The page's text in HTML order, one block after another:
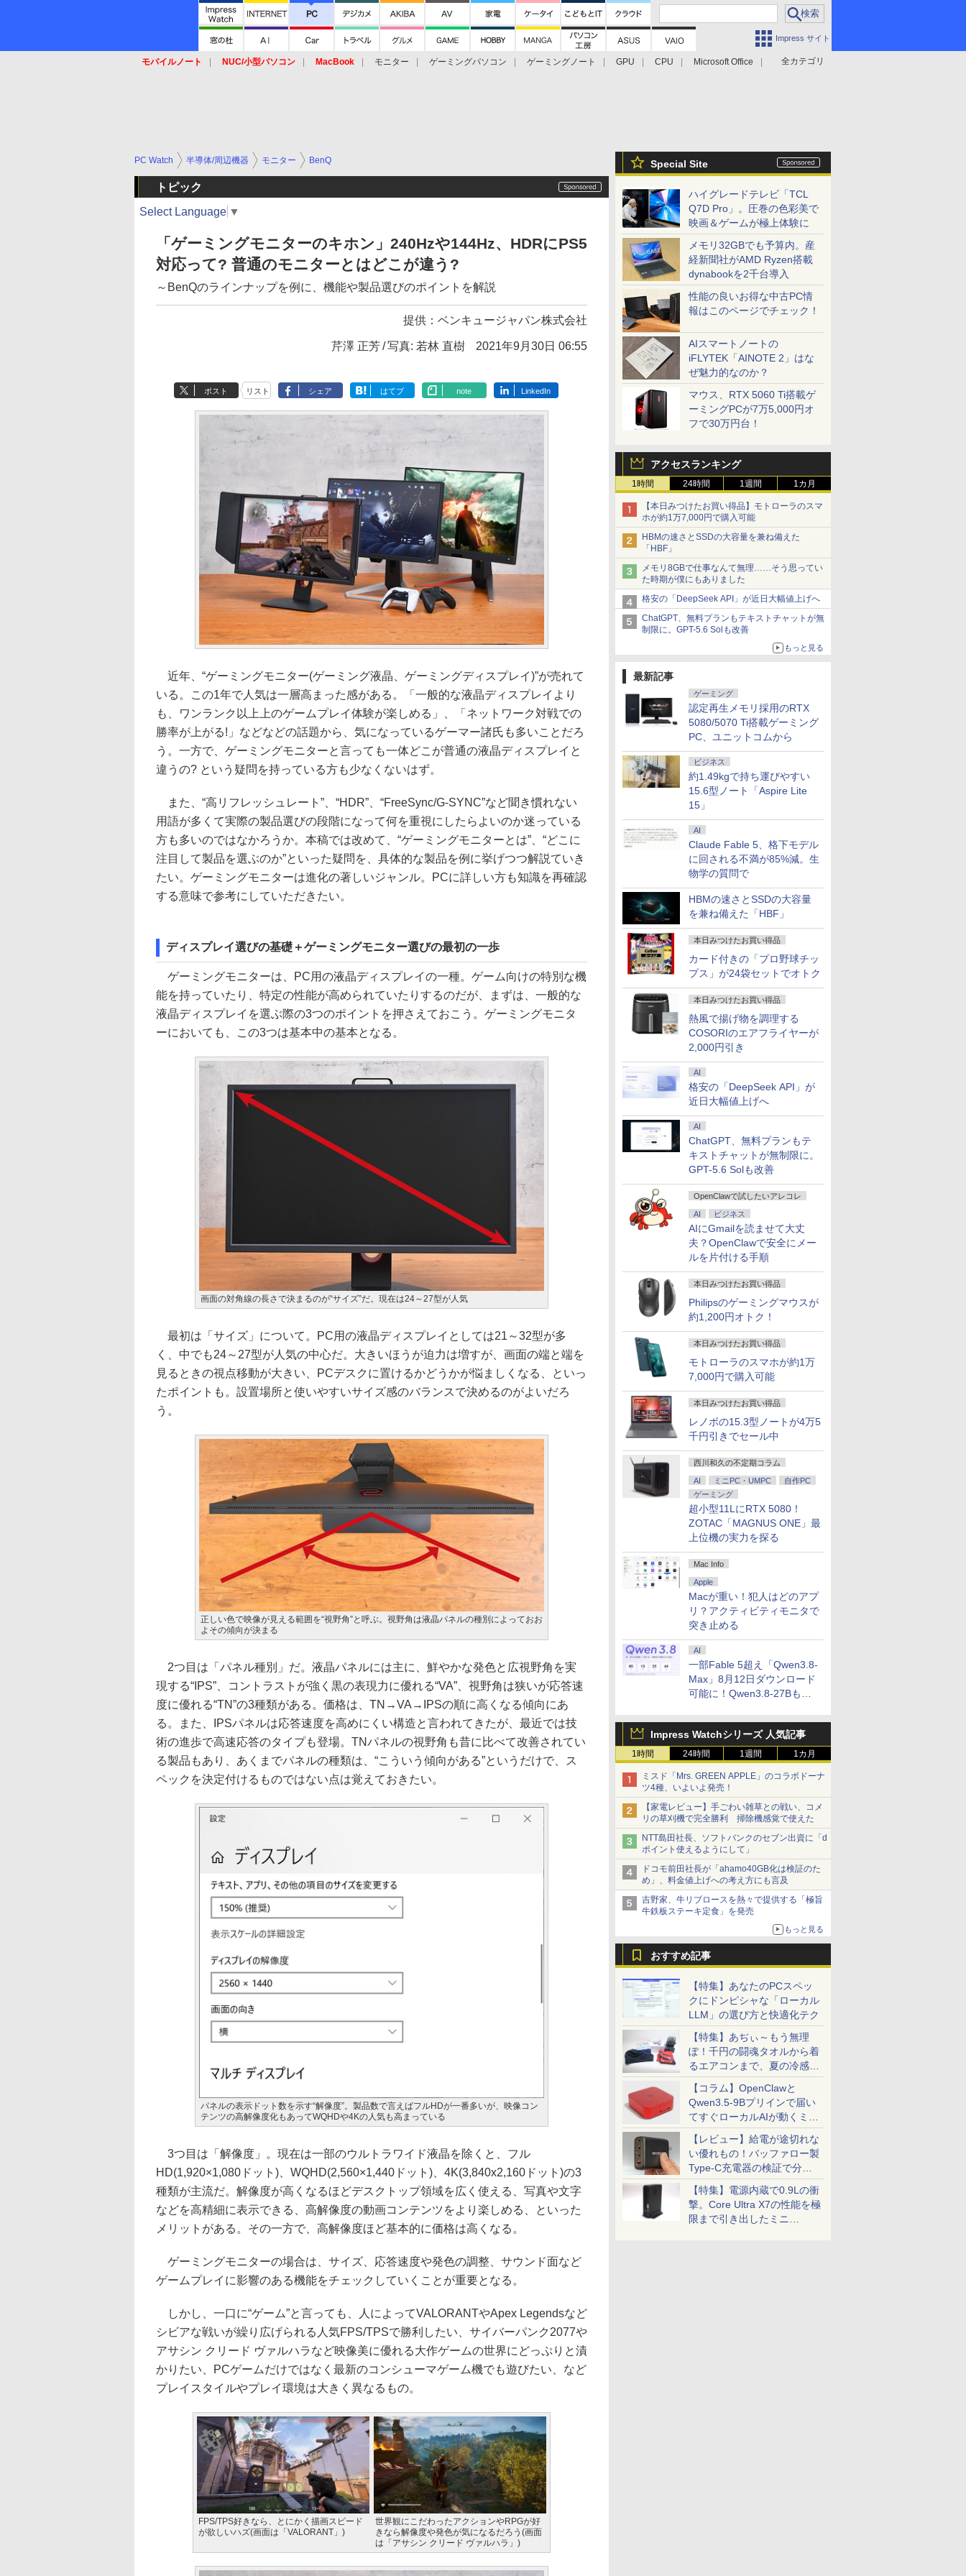
Impress サイト
全カテゴリ
モバイルノート NUC/小型パソコン MacBook モニター ゲーミングパソコン ゲーミングノート GPU CPU
Microsoft Office
Special Site
ハイグレードテレビ「TCL
Q7D Pro」。圧巻の色彩美で
映画＆ゲームが極上体験に
メモリ32GBでも予算内。産
経新聞社がAMD Ryzen搭載
dynabookを2千台導入
性能の良いお得な中古PC情
報はこのページでチェック！
AIスマートノートの
iFLYTEK「AINOTE 2」はな
ぜ魅力的なのか？
マウス、RTX 5060 Ti搭載ゲ
ーミングPCが7万5,000円オ
フで30万円台！
アクセスランキング
1時間 24時間 1週間 1カ月
【本日みつけたお買い得品】モトローラのスマ
ホが約1万7,000円で購入可能
HBMの速さとSSDの大容量を兼ね備えた
「HBF」
メモリ8GBで仕事なんて無理……そう思ってい
た時期が僕にもありました
格安の「DeepSeek API」が近日大幅値上げへ
ChatGPT、無料プランもテキストチャットが無
制限に。GPT-5.6 Solも改善
もっと見る
最新記事
ゲーミング
認定再生メモリ採用のRTX
5080/5070 Ti搭載ゲーミング
PC、ユニットコムから
ビジネス
約1.49kgで持ち運びやすい
15.6型ノート「Aspire Lite
15」
AI
Claude Fable 5、格下モデル
に回される不満が85%減。生
物学の質問で
HBMの速さとSSDの大容量
を兼ね備えた「HBF」
本日みつけたお買い得品
カード付きの「プロ野球チッ
プス」が24袋セットでオトク
本日みつけたお買い得品
熱風で揚げ物を調理する
COSORIのエアフライヤーが
2,000円引き
AI
格安の「DeepSeek API」が
近日大幅値上げへ
AI
ChatGPT、無料プランもテ
キストチャットが無制限に。
GPT-5.6 Solも改善
OpenClawで試したいアレコレ
AI ビジネス
AIにGmailを読ませて大丈
夫？OpenClawで安全にメー
ルを片付ける手順
本日みつけたお買い得品
Philipsのゲーミングマウスが
約1,200円オトク！
本日みつけたお買い得品
モトローラのスマホが約1万
7,000円で購入可能
本日みつけたお買い得品
レノボの15.3型ノートが4万5
千円引きでセール中
西川和久の不定期コラム
AI ミニPC・UMPC
自作PC
ゲーミング
超小型11LにRTX 5080！
ZOTAC「MAGNUS ONE」最
上位機の実力を探る
Mac Info
Apple
Macが重い！犯人はどのアプ
リ？アクティビティモニタで
突き止める
AI
一部Fable 5超え「Qwen3.8-
Max」8月12日ダウンロード
可能に！Qwen3.8-27Bも順
Impress Watchシリーズ 人気記事
1時間 24時間 1週間 1カ月
ミスド「Mrs. GREEN APPLE」のコラボドーナ
ツ4種、いよいよ発売！
【家電レビュー】手ごわい雑草との戦い、コメ
リの草刈機で完全勝利 掃除機感覚で使えた
NTT島田社長、ソフトバンクのセブン出資に「d
ポイント使えるようにして」
ドコモ前田社長が「ahamo40GB化は検証のた
め」、料金値上げへの考え方にも言及
吉野家、牛リブロースを熱々で提供する「極旨
牛鉄板ステーキ定食」を発売
もっと見る
おすすめ記事
【特集】あなたのPCスペッ
クにドンピシャな「ローカル
LLM」の選び方と快適化テク
【特集】あぢぃ～もう無理
ぽ！千円の闘魂タオルから着
るエアコンまで、夏の冷感グ
ッズ一挙紹介
【コラム】OpenClawと
Qwen3.5-9Bプリインで届い
てすぐローカルAIが動くミニ
PC「SER9 Pro」
【レビュー】給電が途切れな
い優れもの！バッファロー製
Type-C充電器の検証で分か
ったこと
【特集】電源内蔵で0.9Lの衝
撃。Core Ultra X7の性能を極
限まで引き出したミニ
PC Watch 半導体/周辺機器 モニター BenQ
トピック
Select Language ▼
「ゲーミングモニターのキホン」240Hzや144Hz、HDRにPS5
対応って? 普通のモニターとはどこが違う?
～BenQのラインナップを例に、機能や製品選びのポイントを解説
提供： ベンキュージャパン株式会社
芹澤 正芳 写真: 若林 直樹 2021年9月30日 06:55
ポスト リスト シェア はてブ note LinkedIn
近年、“ゲーミングモニター(ゲーミング液晶、ゲーミングディスプレイ)”が売れて
いる。この1年で人気は一層高まった感がある。「⼀般的な液晶ディスプレイより
も、ワンランク以上上のゲームプレイ体験が楽しめる」、「ネットワーク対戦での
勝率が上がる!」などなどの話題から、気になっているゲーマー諸氏も多いことだろ
う。一方で、ゲーミングモニターと言っても⼀体どこが普通の液晶ディスプレイと
違うの? という疑問を持っている方も少なくないはず。
また、“高リフレッシュレート”、“HDR”、“FreeSync/G-SYNC”など聞き慣れない
用語が多くて実際の製品選びの段階になって何を重視にしたらよいのか迷っている
方も多いのではなかろうか。本稿では改めて、“ゲーミングモニターとは”、“どこに
注目して製品を選ぶのか”といった疑問を、具体的な製品を例に挙げつつ解説ていき
たい。ゲーミングモニターは進化の著しいジャンル。PCに詳しい方も知識を再確認
する意味で参考にしていただきたい。
ディスプレイ選びの基礎＋ゲーミングモニター選びの最初の一歩
ゲーミングモニターは、PC用の液晶ディスプレイの一種。ゲーム向けの特別な機
能を持っていたり、特定の性能が高められていたりするのだが、まずは、一般的な
液晶ディスプレイを選ぶ際の3つのポイントを押さえておこう。ゲーミングモニタ
ーにおいても、この3つは基本中の基本となる。
画面の対角線の長さで決まるのが“サイズ”だ。現在は24～27型が人気
最初は「サイズ」について。PC用の液晶ディスプレイとしては21～32型が多
く、中でも24～27型が人気の中心だ。大きいほうが迫力は増すが、画面の端と端を
見るときの視点移動が大きい、PCデスクに置けるかどうかが悩ましくなる、といっ
たポイントも。設置場所と使いやすいサイズ感のバランスで決めるのがよいだろ
う。
正しい色で映像が見える範囲を“視野角”と呼ぶ。視野角は液晶パネルの種別によっておお
よその傾向が決まる
2つ目は「パネル種別」だ。液晶パネルには主に、鮮やかな発色と広視野角を実
現する“IPS”、コントラストが強く黒の表現力に優れる“VA”、視野角は狭いが応答速
度に優れる“TN”の3種類がある。価格は、TN→VA→IPSの順に高くなる傾向にあ
る。また、IPSパネルは応答速度を高めにくい構造と言われてきたが、最近では技
術の進歩で高速応答のタイプも登場。TNパネルの視野角も昔に比べて改善されてい
る製品もあり、あくまでパネルの種類は、“こういう傾向がある”というだけで、ス
ペックを決定付けるものではない点は覚えておきたい。
パネルの表示ドット数を示す“解像度”。製品数で言えばフルHDが一番多いが、映像コン
テンツの高解像度化もあってWQHDや4Kの人気も高まっている
3つ目は「解像度」。現在は一部のウルトラワイド液晶を除くと、フル
HD(1,920×1,080ドット)、WQHD(2,560×1,440ドット)、4K(3,840x2,160ドット)の3
種類が主流だ。解像度が高くなるほどデスクトップ領域を広く使える、写真や文字
などを高精細に表示できる、高解像度の動画コンテンツをより楽しめる、といった
メリットがある。その一方で、高解像度ほど基本的に価格は高くなる。
ゲーミングモニターの場合は、サイズ、応答速度や発色の調整、サウンド面など
ゲームプレイに影響のある機能をチェックしていくことが重要となる。
しかし、一口に“ゲーム”と言っても、人によってVALORANTやApex Legendsなど
シビアな戦いが繰り広げられる人気FPS/TPSで勝利したい、サイバーパンク2077や
アサシン クリード ヴァルハラなど映像美に優れる大作ゲームの世界にどっぷりと漬
かりたい、PCゲームだけではなく最新のコンシューマゲーム機でも遊びたい、など
プレイスタイルやプレイ環境は大きく異なるもの。
FPS/TPS好きなら、とにかく描画スピード
が欲しいハズ(画面は「VALORANT」)
世界観にこだわったアクションやRPGが好
きなら解像度や発色が気になるだろう(画面
は「アサシン クリード ヴァルハラ」)